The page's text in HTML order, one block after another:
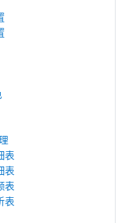
表
表
表
表